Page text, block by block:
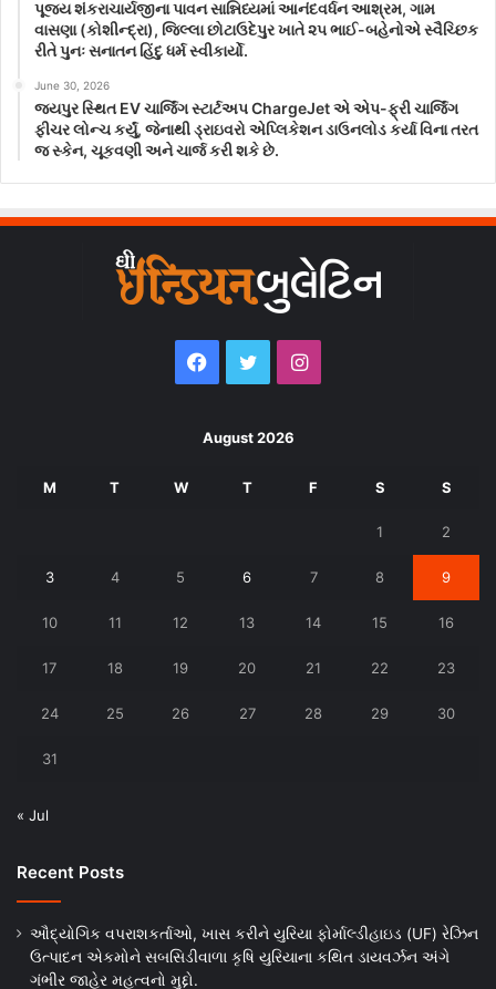
પૂજ્ય શંકરાચાર્યજીના પાવન સાન્નિધ્યમાં આનંદવર્ધન આશ્રમ, ગામ
વાસણા (કોશીન્દ્રા), જિલ્લા છોટાઉદેપુર ખાતે ૨૫ ભાઈ-બહેનોએ સ્વૈચ્છિક
રીતે પુનઃ સનાતન હિંદુ ધર્મ સ્વીકાર્યો.
June 30, 2026
જયપુર સ્થિત EV ચાર્જિંગ સ્ટાર્ટઅપ ChargeJet એ એપ-ફ્રી ચાર્જિંગ
ફીચર લોન્ચ કર્યું, જેનાથી ડ્રાઇવરો એપ્લિકેશન ડાઉનલોડ કર્યા વિના તરત
જ સ્કેન, ચૂકવણી અને ચાર્જ કરી શકે છે.
Facebook
TwitterInstagram
August 2026
M T W T F S S
1 2
3 4 5 6 7 8 9
10 11 12 13 14 15 16
17 18 19 20 21 22 23
24 25 26 27 28 29 30
31
« Jul
Recent Posts
ઔદ્યોગિક વપરાશકર્તાઓ, ખાસ કરીને યુરિયા ફોર્માલ્ડીહાઇડ (UF) રેઝિન
ઉત્પાદન એકમોને સબસિડીવાળા કૃષિ યુરિયાના કથિત ડાયવર્ઝન અંગે
ગંભીર જાહેર મહત્વનો મુદ્દો.